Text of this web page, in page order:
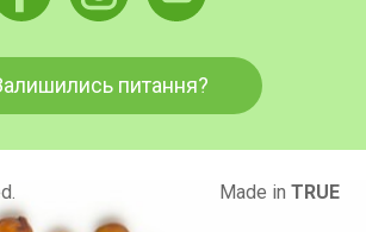
питання?
Made in TRUE